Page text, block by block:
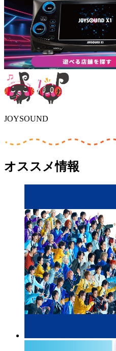
JOYSOUND
オススメ情報